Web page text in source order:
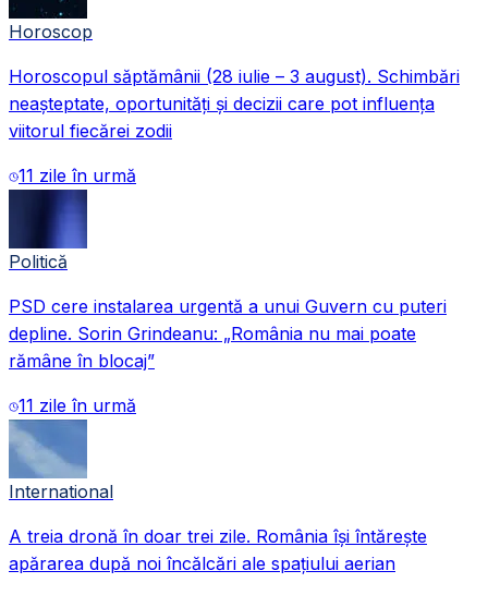
Horoscop
Horoscopul săptămânii (28 iulie – 3 august). Schimbări
neașteptate, oportunități și decizii care pot influența
viitorul fiecărei zodii
11 zile în urmă
Politică
PSD cere instalarea urgentă a unui Guvern cu puteri
depline. Sorin Grindeanu: „România nu mai poate
rămâne în blocaj”
11 zile în urmă
International
A treia dronă în doar trei zile. România își întărește
apărarea după noi încălcări ale spațiului aerian